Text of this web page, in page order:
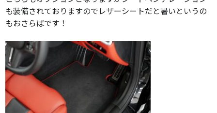
も装備されておりますのでレザーシートだと暑いというの
もおさらばです！